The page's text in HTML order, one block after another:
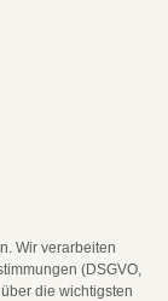
Wir verarbeiten
(DSGVO,
die wichtigsten